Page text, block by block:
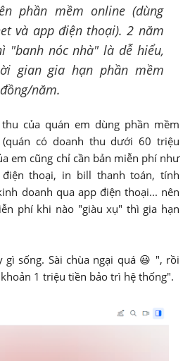
phần mềm online (dùng
và app điện thoại). 2 năm
"banh nóc nhà" là dễ hiểu,
gian gia hạn phần mềm
năm.
của quán em dùng phần mềm
có doanh thu dưới 60 triệu
em cũng chỉ cần bản miễn phí như
thoại, in bill thanh toán, tính
doanh qua app điện thoại... nên
phí khi nào "giàu xụ" thì gia hạn
gì sống. Sài chùa ngại quá 😃 ", rồi
1 triệu tiền bảo trì hệ thống".